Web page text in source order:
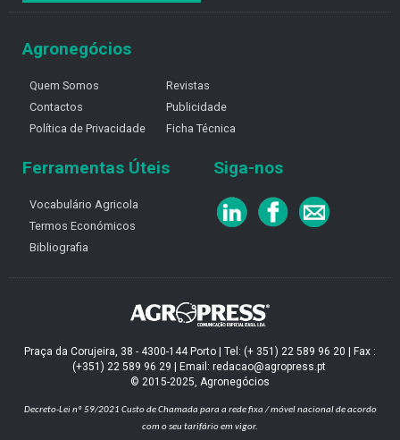
Agronegócios
Quem Somos
Contactos
Política de Privacidade
Revistas
Publicidade
Ficha Técnica
Ferramentas Úteis
Vocabulário Agricola
Termos Económicos
Bibliografia
Siga-nos
Praça da Corujeira, 38 - 4300-144 Porto | Tel: (+ 351) 22 589 96 20 | Fax :
(+351) 22 589 96 29 | Email: redacao@agropress.pt
© 2015-2025, Agronegócios
Decreto-Lei nº 59/2021 Custo de Chamada para a rede fixa / móvel nacional de acordo
com o seu tarifário em vigor.